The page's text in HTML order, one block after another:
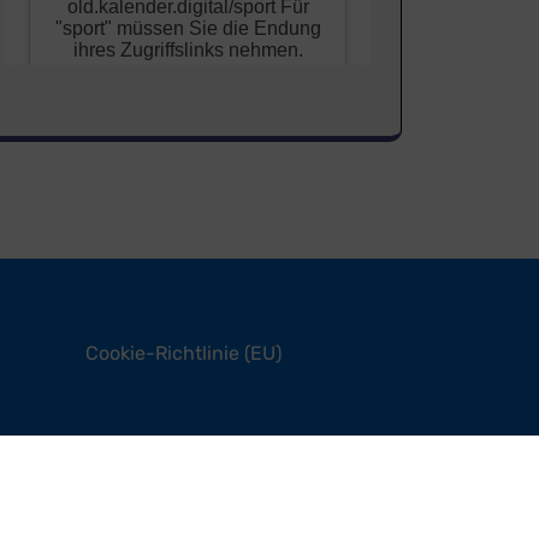
Cookie-Richtlinie (EU)